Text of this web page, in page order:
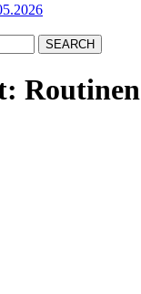
Nächste
am:
17.05.2026
Routinen